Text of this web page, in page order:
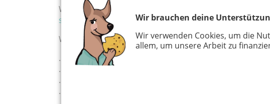
Wir brauchen deine
Wir verwenden Cookies, um die
allem, um unsere Arbeit zu
Wenn Sie mehrere Veranstaltungen oder
schulte@kaenguru-online.de.
Wenn Sie sich registrieren möchten, um
... regelmäßig Veranstaltungsinfos einzutragen
... Ihre Adresse zu veröffentlichen
... Kleinanzeigen einzutragen oder
... Kurse und Kindergeburtstagsangebote einzugeben